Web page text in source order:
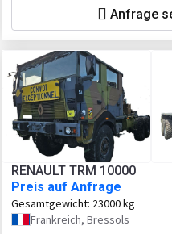
Anfrage
RENAULT TRM 10000
Preis auf Anfrage
Gesamtgewicht: 23000 kg
Frankreich, Bressols